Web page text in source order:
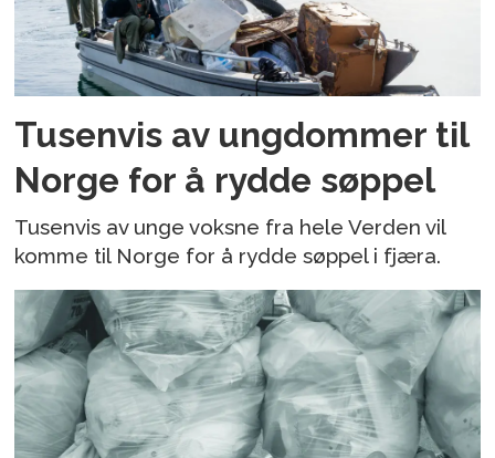
Tusenvis av ungdommer til
Norge for å rydde søppel
Tusenvis av unge voksne fra hele Verden vil
komme til Norge for å rydde søppel i fjæra.